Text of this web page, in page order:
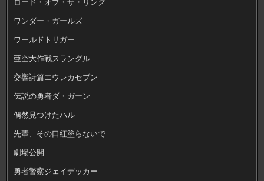
ワンダー・ガールズ
ワールドトリガー
亜空大作戦スラングル
交響詩篇エウレカセブン
伝説の勇者ダ・ガーン
偶然見つけたハル
先輩、その口紅塗らないで
劇場公開
勇者警察ジェイデッカー